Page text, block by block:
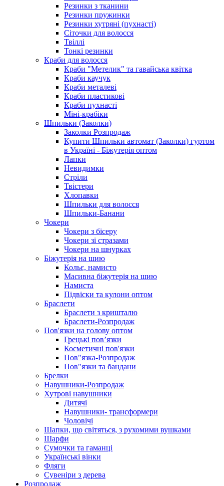
Резинки з тканини
Резинки пружинки
Резинки хутряні (пухнасті)
Сіточки для волосся
Твіллі
Тонкі резинки
Краби для волосся
Краби "Метелик" та гавайська квітка
Краби каучук
Краби металеві
Краби пластикові
Краби пухнасті
Міні-крабіки
Шпильки (Заколки)
Заколки Розпродаж
Купити Шпильки автомат (Заколки) гуртом
в Україні - Біжутерія оптом
Лапки
Невидимки
Стріли
Твістери
Хлопавки
Шпильки для волосся
Шпильки-Банани
Чокери
Чокери з бісеру
Чокери зі стразами
Чокери на шнурках
Біжутерія на шию
Кольє, намисто
Масивна біжутерія на шию
Намиста
Підвіски та кулони оптом
Браслети
Браслети з кришталю
Браслети-Розпродаж
Пов'язки на голову оптом
Грецькі пов’язки
Косметичні пов'язки
Пов"язка-Розпродаж
Пов"язки та бандани
Брелки
Навушники-Розпродаж
Хутрові навушники
Дитячі
Навушники- трансформери
Чоловічі
Шапки, що світяться, з рухомими вушками
Шарфи
Сумочки та гаманці
Українські вінки
Фляги
Сувеніри з дерева
Розпродаж